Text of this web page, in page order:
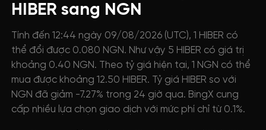
HIBER sang NGN
Tính đến 12:44 ngày 09/08/2026 (UTC), 1 HIBER có
thể đổi được 0.080 NGN. Như vậy 5 HIBER có giá trị
khoảng 0.40 NGN. Theo tỷ giá hiện tại, 1 NGN có thể
mua được khoảng 12.50 HIBER. Tỷ giá HIBER so với
NGN đã giảm -7.27% trong 24 giờ qua. BingX cung
cấp nhiều lựa chọn giao dịch với mức phí chỉ từ 0.1%.